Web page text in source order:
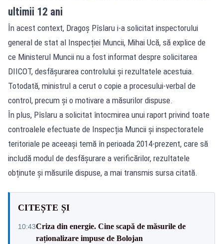
ultimii 12 ani
În acest context, Dragoș Pîslaru i-a solicitat inspectorului
general de stat al Inspecției Muncii, Mihai Ucă, să explice de
ce Ministerul Muncii nu a fost informat despre solicitarea
DIICOT, desfășurarea controlului și rezultatele acestuia.
Totodată, ministrul a cerut o copie a procesului-verbal de
control, precum și o motivare a măsurilor dispuse.
În plus, Pîslaru a solicitat întocmirea unui raport privind toate
controalele efectuate de Inspecția Muncii și inspectoratele
teritoriale pe aceeași temă în perioada 2014-prezent, care să
includă modul de desfășurare a verificărilor, rezultatele
obținute și măsurile dispuse, a mai transmis sursa citată.
CITEȘTE ȘI
10:43Criza din energie. Cine scapă de măsurile de
raționalizare impuse de Bolojan